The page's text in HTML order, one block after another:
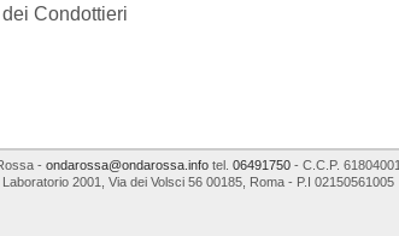
Condottieri
- ondarossa@ondarossa.infotel. 06491750- C.C.P. 61804001
2001
Via dei Volsci 56 00185 Roma - P.I 02150561005